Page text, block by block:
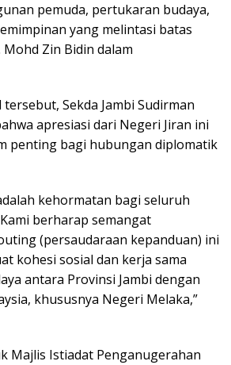
pemuda, pertukaran budaya,
yang melintasi batas
Zin Bidin dalam
Sekda Jambi Sudirman
apresiasi dari Negeri Jiran ini
penting bagi hubungan diplomatik
kehormatan bagi seluruh
berharap semangat
(persaudaraan kepanduan) ini
kohesi sosial dan kerja sama
antara Provinsi Jambi dengan
khususnya Negeri Melaka,”
Majlis Istiadat Penganugerahan